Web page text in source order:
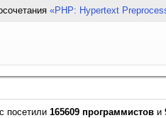
«PHP: Hypertext
посетили 165609 программистов и